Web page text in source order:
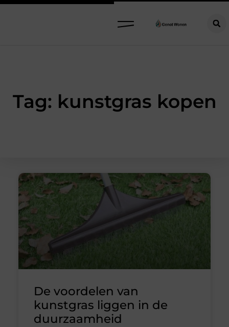
Tag: kunstgras kopen
De voordelen van
kunstgras liggen in de
duurzaamheid